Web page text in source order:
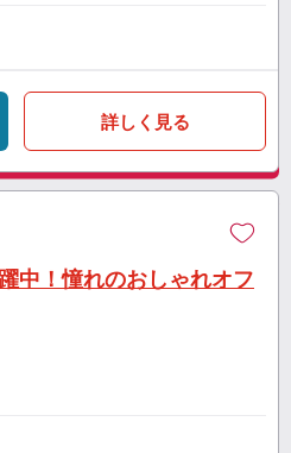
詳しく見る
中！憧れのおしゃれオフ